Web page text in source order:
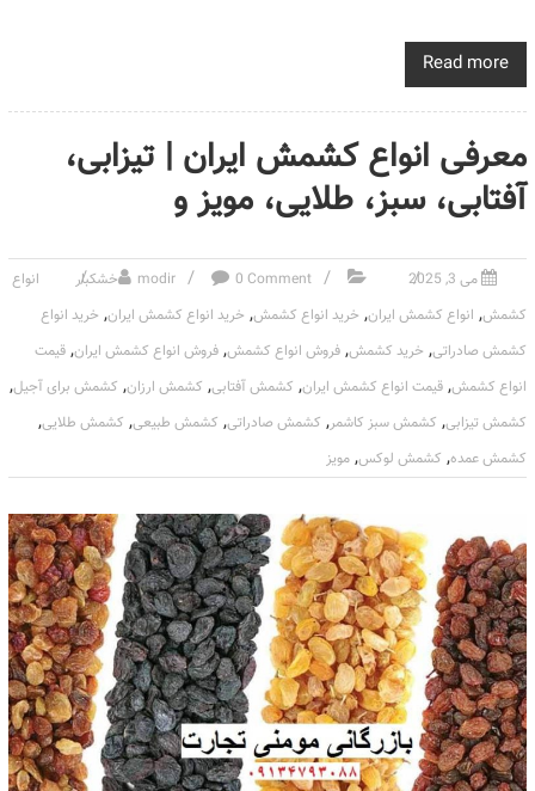
Read more
معرفی انواع کشمش ایران | تیزابی،
آفتابی، سبز، طلایی، مویز و
می 3, 2025 modir 0 Comment خشکبار
انواع
کشمش, انواع کشمش ایران, خرید انواع کشمش, خرید انواع کشمش ایران, خرید انواع
کشمش صادراتی, خرید کشمش, فروش انواع کشمش, فروش انواع کشمش ایران, قیمت
انواع کشمش, قیمت انواع کشمش ایران, کشمش آفتابی, کشمش ارزان, کشمش برای آجیل,
کشمش تیزابی, کشمش سبز کاشمر, کشمش صادراتی, کشمش طبیعی, کشمش طلایی,
کشمش عمده, کشمش لوکس, مویز